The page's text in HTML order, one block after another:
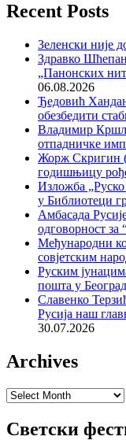
Recent Posts
Зеленски није
Здравко
„Панонских
06.08.2026
Ђедовић
обезбедити
Владимир
отпадничке
Жорж Скригин
годишњицу
Изложба „Руско
у Библиотеци
Амбасада
одговорност за
Међународни
совјетским
Руским
пошта у
Славенко
Русија наш
30.07.2026
Archives
Archives
Светски